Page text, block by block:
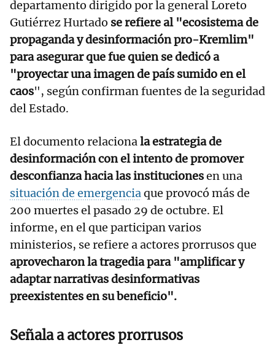
departamento dirigido por la general Loreto
Gutiérrez Hurtado se refiere al "ecosistema de
propaganda y desinformación pro-Kremlim"
para asegurar que fue quien se dedicó a
"proyectar una imagen de país sumido en el
caos", según confirman fuentes de la seguridad
del Estado.
El documento relacionala estrategia de
desinformación con el intento de promover
desconfianza hacia las institucionesen una
situación de emergenciaque provocó más de
200 muertes el pasado 29 de octubre. El
informe, en el que participan varios
ministerios, se refiere a actores prorrusos que
aprovecharon la tragedia para "amplificar y
adaptar narrativas desinformativas
preexistentes en su beneficio".
Señala a actores prorrusos